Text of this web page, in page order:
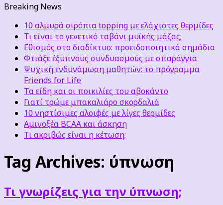
Breaking News
10 αλμυρά σιρόπια topping με ελάχιστες θερμίδες
Τι είναι το γενετικό ταβάνι μυϊκής μάζας;
Εθισμός στο διαδίκτυο: προειδοποιητικά σημάδια
Φτιάξε έξυπνους συνδυασμούς με σπαράγγια
Ψυχική ενδυνάμωση μαθητών: το πρόγραμμα
Friends for Life
Τα είδη και οι ποικιλίες του αβοκάντο
Γιατί τρώμε μπακαλιάρο σκορδαλιά
10 νηστίσιμες αλοιφές με λίγες θερμίδες
Αμινοξέα BCAA και άσκηση
Τι ακριβώς είναι η κέτωση;
Tag Archives: ύπνωση
Τι γνωρίζεις για την ύπνωση;